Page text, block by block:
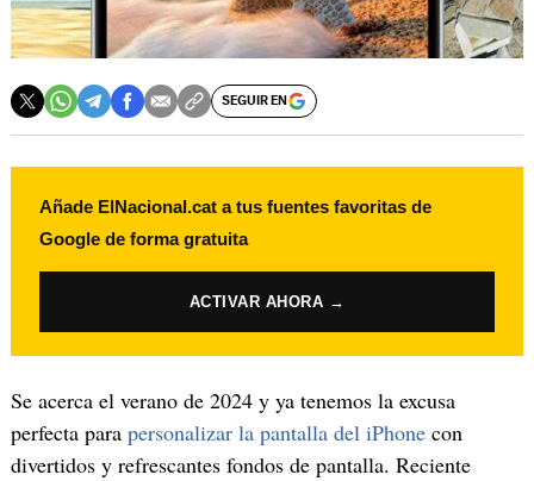
SEGUIR EN
Añade ElNacional.cat a tus fuentes favoritas de
Google de forma gratuita
ACTIVAR AHORA →
Se acerca el verano de 2024 y ya tenemos la excusa
perfecta para personalizar la pantalla del iPhonecon
divertidos y refrescantes fondos de pantalla. Reciente